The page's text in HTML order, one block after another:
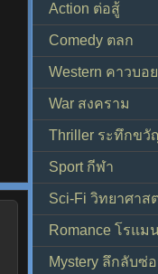
Action ต่อสู้
Comedy ตลก
Western คาวบอ
War สงคราม
Thriller ระทึกขวั
Sport กีฬา
Sci-Fi วิทยาศาส
Romance โรแม
Mystery ลึกลับซ่